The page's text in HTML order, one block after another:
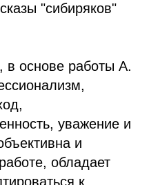
"сибиряков"
в основе работы А.
уважение и
и
обладает
к